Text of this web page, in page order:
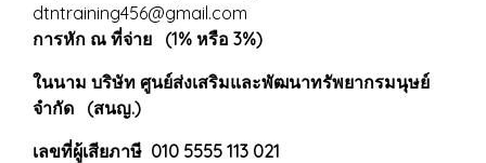
dtntraining456@gmail.com
การหัก ณ ที่จ่าย (1% หรือ 3%)
ในนาม บริษัท ศูนย์ส่งเสริมและพัฒนาทรัพยากรมนุษย์
จำกัด (สนญ.)
เลขที่ผู้เสียภาษี 010 5555 113 021